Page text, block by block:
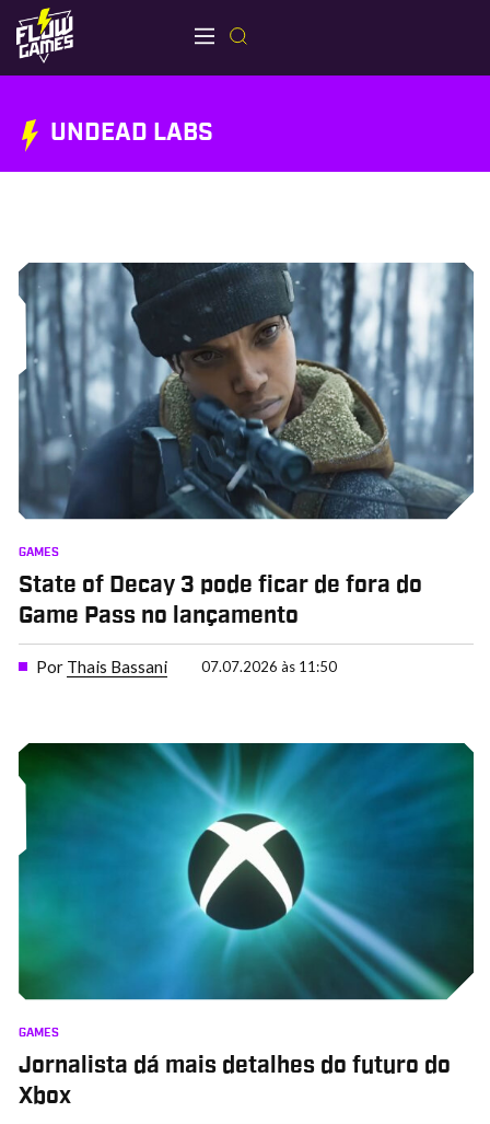
UNDEAD LABS
GAMES
State of Decay 3 pode ficar de fora do
Game Pass no lançamento
Por Thais Bassani 07.07.2026 às 11:50
GAMES
Jornalista dá mais detalhes do futuro do
Xbox